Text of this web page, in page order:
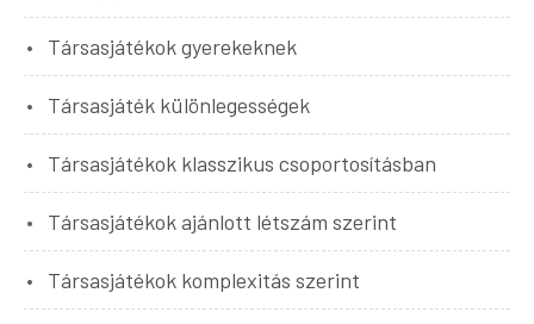
Társasjátékok gyerekeknek
Társasjáték különlegességek
Társasjátékok klasszikus csoportosításban
Társasjátékok ajánlott létszám szerint
Társasjátékok komplexitás szerint